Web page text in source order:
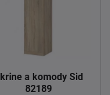
a komody Sid
82189